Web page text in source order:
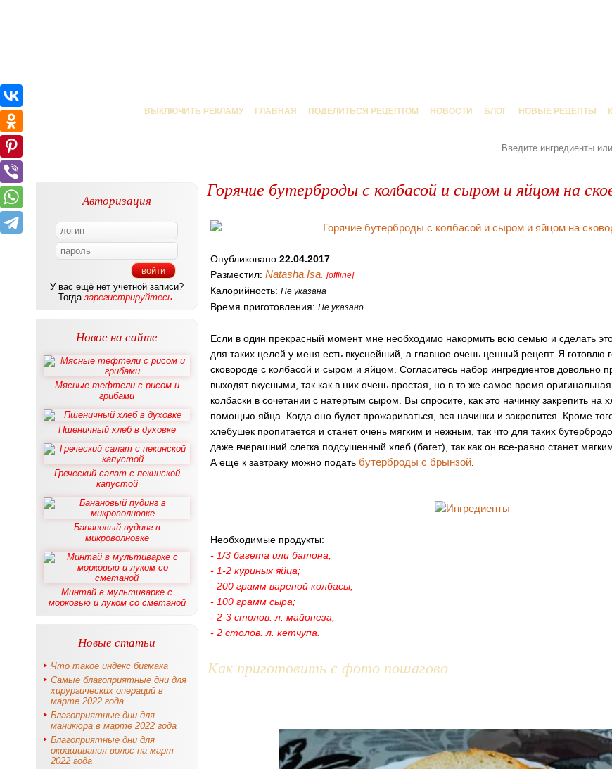
ВЫКЛЮЧИТЬ РЕКЛАМУ ГЛАВНАЯ ПОДЕЛИТЬСЯ РЕЦЕПТОМ НОВОСТИ БЛОГ НОВЫЕ РЕЦЕПТЫ
Авторизация
У вас ещё нет учетной записи?
Тогда зарегистрируйтесь.
Новое на сайте
Мясные тефтели с рисом и
грибами
Пшеничный хлеб в духовке
Греческий салат с пекинской
капустой
Банановый пудинг в
микроволновке
Минтай в мультиварке с
морковью и луком со сметаной
Новые статьи
Что такое индекс бигмака
Самые благоприятные дни для
хирургических операций в
марте 2022 года
Благоприятные дни для
маникюра в марте 2022 года
Благоприятные дни для
окрашивания волос на март
2022 года
Горячие бутерброды с колбасой и сыром и яйцом на
Опубликовано 22.04.2017
Разместил: Natasha.Isa. [offline]
Калорийность: Не указана
Время приготовления: Не указано
Если в один прекрасный момент мне необходимо накормить всю семью и сделать это
для таких целей у меня есть вкуснейший, а главное очень ценный рецепт. Я готовлю
сковороде с колбасой и сыром и яйцом. Согласитесь набор ингредиентов довольно
выходят вкусными, так как в них очень простая, но в то же самое время
колбаски в сочетании с натёртым сыром. Вы спросите, как это начинку закрепить на
помощью яйца. Когда оно будет прожариваться, вся начинки и закрепится. Кроме
хлебушек пропитается и станет очень мягким и нежным, так что для таких
даже вчерашний слегка подсушенный хлеб (багет), так как он все-равно станет
А еще к завтраку можно подать бутерброды с брынзой
Необходимые продукты:
- 1/3 багета или батона;
- 1-2 куриных яйца;
- 200 грамм вареной колбасы;
- 100 грамм сыра;
- 2-3 столов. л. майонеза;
- 2 столов. л. кетчупа.
Как приготовить с фото пошагово